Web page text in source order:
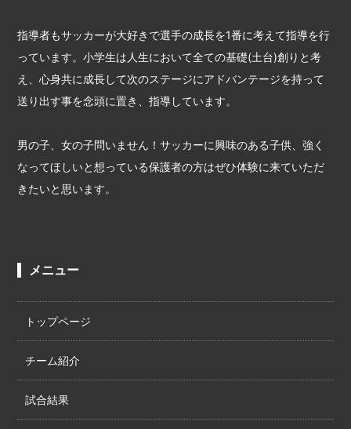
指導者もサッカーが大好きで選手の成長を1番に考えて指導を行
っています。小学生は人生において全ての基礎(土台)創りと考
え、心身共に成長して次のステージにアドバンテージを持って
送り出す事を念頭に置き、指導しています。
男の子、女の子問いません！サッカーに興味のある子供、強く
なってほしいと想っている保護者の方はぜひ体験に来ていただ
きたいと思います。
メニュー
トップページ
チーム紹介
試合結果